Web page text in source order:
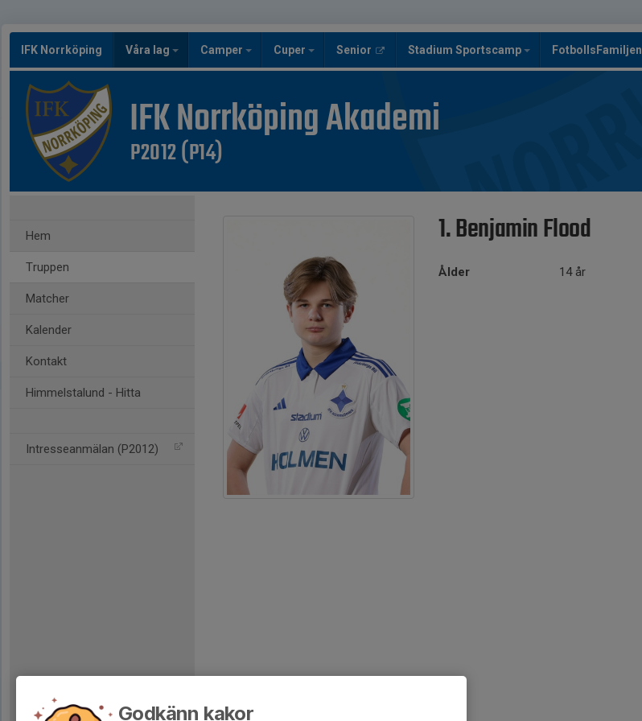
IFK Norrköping Våra lag Camper Cuper Senior Stadium Sportscamp FotbollsFamiljen
IFK Norrköping Akademi
P2012 (P14)
Hem
Truppen
Matcher
Kalender
Kontakt
Himmelstalund - Hitta
Intresseanmälan (P2012)
1. Benjamin Flood
Ålder 14 år
Godkänn kakor